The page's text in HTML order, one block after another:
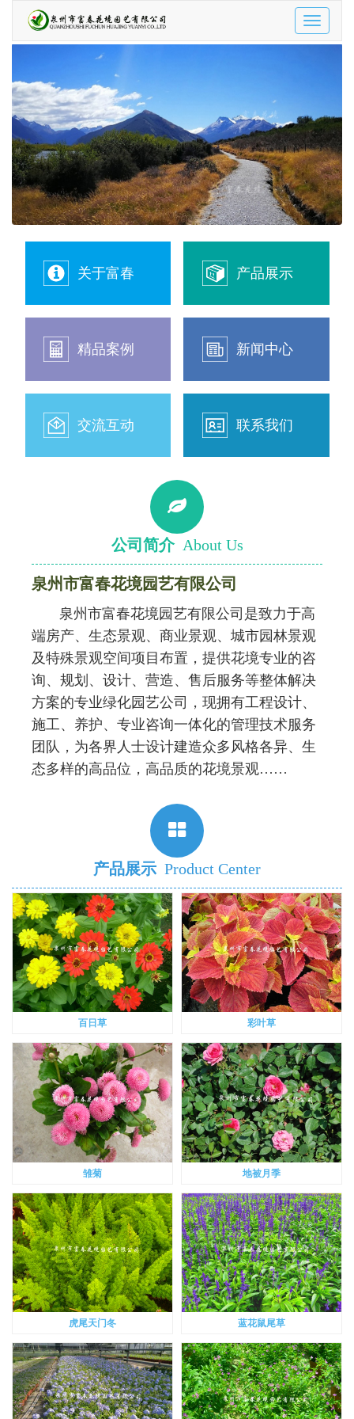
Toggle
关于富春 产品展示
精品案例 新闻中心
交流互动 联系我们
公司简介 About Us
泉州市富春花境园艺有限公司
泉州市富春花境园艺有限公司是致力于高
端房产、生态景观、商业景观、城市园林景观
及特殊景观空间项目布置，提供花境专业的咨
询、规划、设计、营造、售后服务等整体解决
方案的专业绿化园艺公司，现拥有工程设计、
施工、养护、专业咨询一体化的管理技术服务
团队，为各界人士设计建造众多风格各异、生
态多样的高品位，高品质的花境景观……
产品展示 Product Center
百日草 彩叶草
雏菊 地被月季
虎尾天门冬 蓝花鼠尾草